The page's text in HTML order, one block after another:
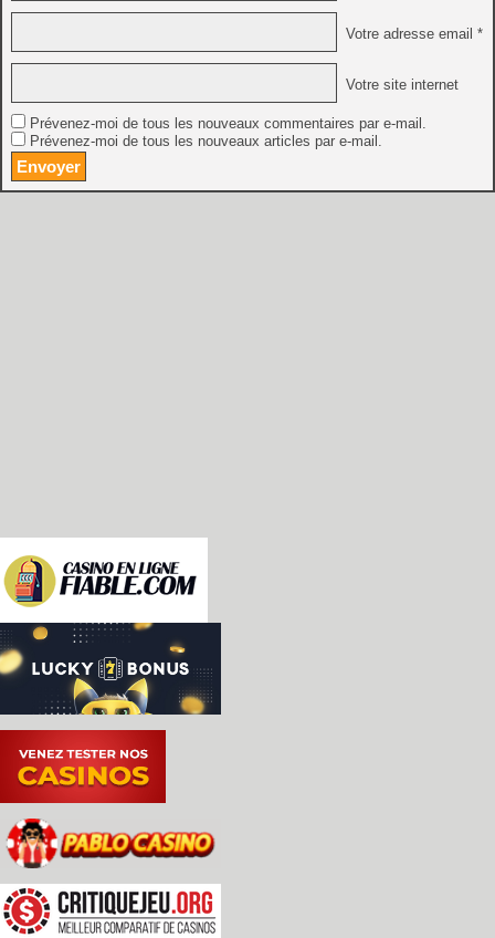
Votre adresse email *
Votre site internet
Prévenez-moi de tous les nouveaux commentaires par e-mail.
Prévenez-moi de tous les nouveaux articles par e-mail.